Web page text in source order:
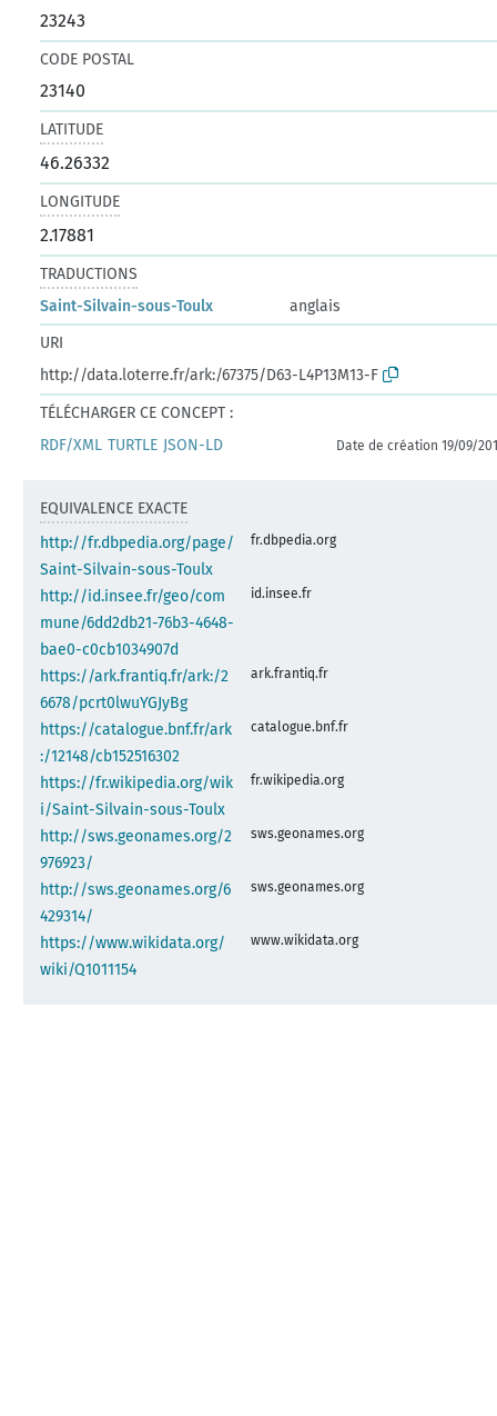
23243
CODE POSTAL
23140
LATITUDE
46.26332
LONGITUDE
2.17881
TRADUCTIONS
Saint-Silvain-sous-Toulx
anglais
URI
http://data.loterre.fr/ark:/67375/D63-L4P13M13-F
TÉLÉCHARGER CE CONCEPT :
RDF/XML TURTLE JSON-LD Date de création 19/09/
EQUIVALENCE EXACTE
http://fr.dbpedia.org/page/
Saint-Silvain-sous-Toulx
fr.dbpedia.org
http://id.insee.fr/geo/com
mune/6dd2db21-76b3-4648-
bae0-c0cb1034907d
id.insee.fr
https://ark.frantiq.fr/ark:/2
6678/pcrt0lwuYGJyBg
ark.frantiq.fr
https://catalogue.bnf.fr/ark
:/12148/cb152516302
catalogue.bnf.fr
https://fr.wikipedia.org/wik
i/Saint-Silvain-sous-Toulx
fr.wikipedia.org
http://sws.geonames.org/2
976923/
sws.geonames.org
http://sws.geonames.org/6
429314/
sws.geonames.org
https://www.wikidata.org/
wiki/Q1011154
www.wikidata.org